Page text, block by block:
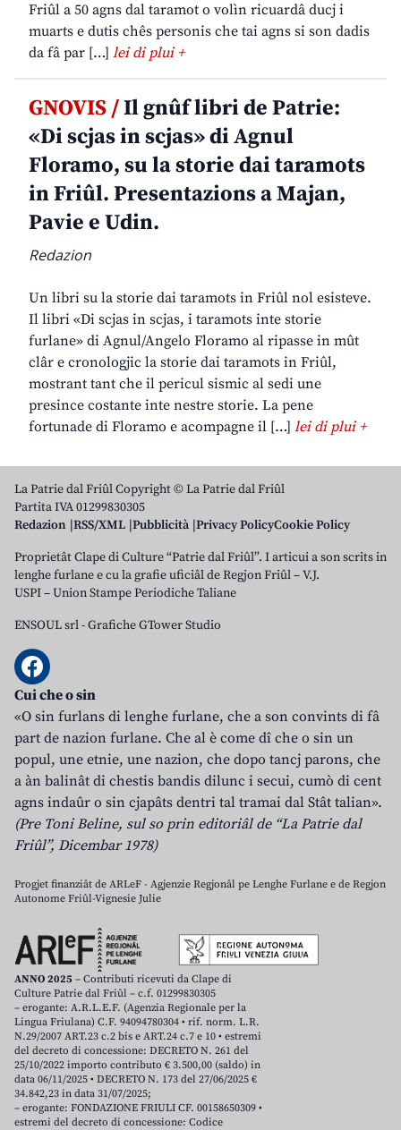
Friûl a 50 agns dal taramot o volìn ricuardâ ducj i
muarts e dutis chês personis che tai agns si son dadis
da fâ par […] lei di plui +
GNOVIS /Il gnûf libri de Patrie:
«Di scjas in scjas» di Agnul
Floramo, su la storie dai taramots
in Friûl. Presentazions a Majan,
Pavie e Udin.
Redazion
Un libri su la storie dai taramots in Friûl nol esisteve.
Il libri «Di scjas in scjas, i taramots inte storie
furlane» di Agnul/Angelo Floramo al ripasse in mût
clâr e cronologjic la storie dai taramots in Friûl,
mostrant tant che il pericul sismic al sedi une
presince costante inte nestre storie. La pene
fortunade di Floramo e acompagne il […] lei di plui +
La Patrie dal Friûl Copyright © La Patrie dal Friûl
Partita IVA 01299830305
Redazion RSS/XML Pubblicità Privacy PolicyCookie Policy
Proprietât Clape di Culture “Patrie dal Friûl”. I articui a son scrits in
lenghe furlane e cu la grafie uficiâl de Regjon Friûl – V.J.
USPI – Union Stampe Periodiche Taliane
ENSOUL srl-Grafiche GTower Studio
Cui che o sin
«O sin furlans di lenghe furlane, che a son convints di fâ
part de nazion furlane. Che al è come dî che o sin un
popul, une etnie, une nazion, che dopo tancj parons, che
a àn balinât di chestis bandis dilunc i secui, cumò di cent
agns indaûr o sin cjapâts dentri tal tramai dal Stât talian».
(Pre Toni Beline, sul so prin editoriâl de “La Patrie dal
Friûl”, Dicembar 1978)
Progjet finanziât de ARLeF - Agjenzie Regjonâl pe Lenghe Furlane e de Regjon
Autonome Friûl-Vignesie Julie
ANNO 2025 – Contributi ricevuti da Clape di
Culture Patrie dal Friûl – c.f. 01299830305
– erogante: A.R.L.E.F. (Agenzia Regionale per la
Lingua Friulana) C.F. 94094780304 • rif. norm. L.R.
N.29/2007 ART.23 c.2 bis e ART.24 c.7 e 10 • estremi
del decreto di concessione: DECRETO N. 261 del
25/10/2022 importo contributo € 3.500,00 (saldo) in
data 06/11/2025 • DECRETO N. 173 del 27/06/2025 €
34.842,23 in data 31/07/2025;
– erogante: FONDAZIONE FRIULI CF. 00158650309 •
estremi del decreto di concessione: Codice